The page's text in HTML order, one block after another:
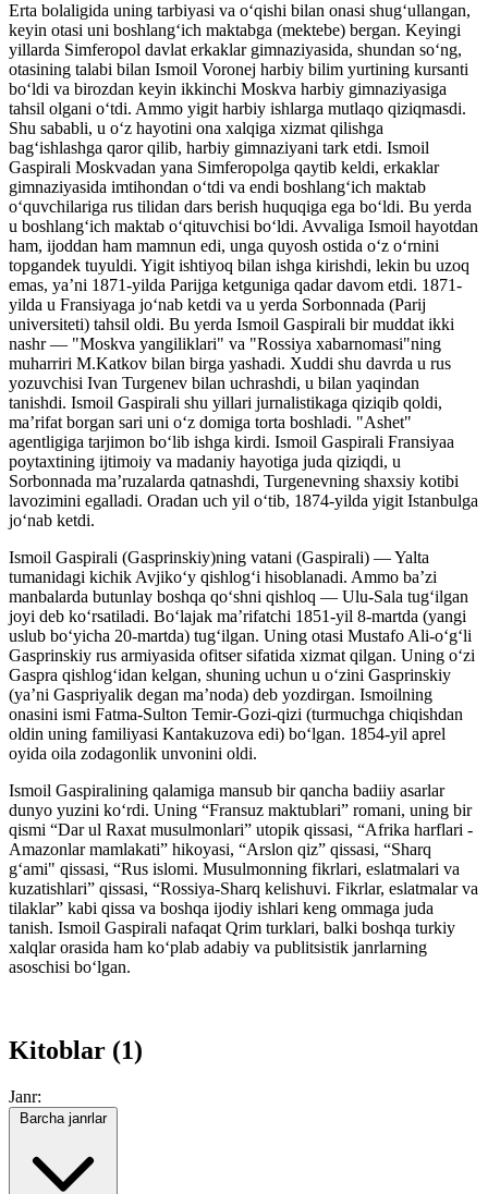
Erta bolaligida uning tarbiyasi va oʻqishi bilan onasi shugʻullangan,
keyin otasi uni boshlangʻich maktabga (mektebe) bergan. Keyingi
yillarda Simferopol davlat erkaklar gimnaziyasida, shundan soʻng,
otasining talabi bilan Ismoil Voronej harbiy bilim yurtining kursanti
boʻldi va birozdan keyin ikkinchi Moskva harbiy gimnaziyasiga
tahsil olgani oʻtdi. Ammo yigit harbiy ishlarga mutlaqo qiziqmasdi.
Shu sababli, u oʻz hayotini ona xalqiga xizmat qilishga
bagʻishlashga qaror qilib, harbiy gimnaziyani tark etdi. Ismoil
Gaspirali Moskvadan yana Simferopolga qaytib keldi, erkaklar
gimnaziyasida imtihondan oʻtdi va endi boshlangʻich maktab
oʻquvchilariga rus tilidan dars berish huquqiga ega boʻldi. Bu yerda
u boshlangʻich maktab oʻqituvchisi boʻldi. Avvaliga Ismoil hayotdan
ham, ijoddan ham mamnun edi, unga quyosh ostida oʻz oʻrnini
topgandek tuyuldi. Yigit ishtiyoq bilan ishga kirishdi, lekin bu uzoq
emas, yaʼni 1871-yilda Parijga ketguniga qadar davom etdi. 1871-
yilda u Fransiyaga joʻnab ketdi va u yerda Sorbonnada (Parij
universiteti) tahsil oldi. Bu yerda Ismoil Gaspirali bir muddat ikki
nashr — "Moskva yangiliklari" va "Rossiya xabarnomasi"ning
muharriri M.Katkov bilan birga yashadi. Xuddi shu davrda u rus
yozuvchisi Ivan Turgenev bilan uchrashdi, u bilan yaqindan
tanishdi. Ismoil Gaspirali shu yillari jurnalistikaga qiziqib qoldi,
maʼrifat borgan sari uni oʻz domiga torta boshladi. "Ashet"
agentligiga tarjimon boʻlib ishga kirdi. Ismoil Gaspirali Fransiyaa
poytaxtining ijtimoiy va madaniy hayotiga juda qiziqdi, u
Sorbonnada maʼruzalarda qatnashdi, Turgenevning shaxsiy kotibi
lavozimini egalladi. Oradan uch yil oʻtib, 1874-yilda yigit Istanbulga
joʻnab ketdi.
Ismoil Gaspirali (Gasprinskiy)ning vatani (Gaspirali) — Yalta
tumanidagi kichik Avjikoʻy qishlogʻi hisoblanadi. Ammo baʼzi
manbalarda butunlay boshqa qoʻshni qishloq — Ulu-Sala tugʻilgan
joyi deb koʻrsatiladi. Boʻlajak maʼrifatchi 1851-yil 8-martda (yangi
uslub boʻyicha 20-martda) tugʻilgan. Uning otasi Mustafo Ali-oʻgʻli
Gasprinskiy rus armiyasida ofitser sifatida xizmat qilgan. Uning oʻzi
Gaspra qishlogʻidan kelgan, shuning uchun u oʻzini Gasprinskiy
(yaʼni Gaspriyalik degan maʼnoda) deb yozdirgan. Ismoilning
onasini ismi Fatma-Sulton Temir-Gozi-qizi (turmuchga chiqishdan
oldin uning familiyasi Kantakuzova edi) boʻlgan. 1854-yil aprel
oyida oila zodagonlik unvonini oldi.
Ismoil Gaspiralining qalamiga mansub bir qancha badiiy asarlar
dunyo yuzini koʻrdi. Uning “Fransuz maktublari” romani, uning bir
qismi “Dar ul Raxat musulmonlari” utopik qissasi, “Afrika harflari -
Amazonlar mamlakati” hikoyasi, “Arslon qiz” qissasi, “Sharq
gʻami" qissasi, “Rus islomi. Musulmonning fikrlari, eslatmalari va
kuzatishlari” qissasi, “Rossiya-Sharq kelishuvi. Fikrlar, eslatmalar va
tilaklar” kabi qissa va boshqa ijodiy ishlari keng ommaga juda
tanish. Ismoil Gaspirali nafaqat Qrim turklari, balki boshqa turkiy
xalqlar orasida ham koʻplab adabiy va publitsistik janrlarning
asoschisi boʻlgan.
Kitoblar (1)
Janr:
Barcha janrlar